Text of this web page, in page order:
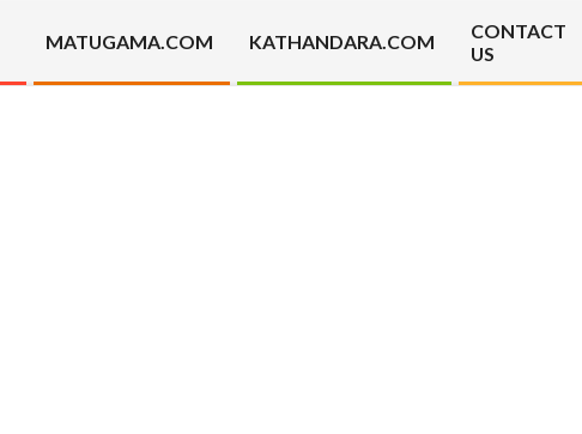
MATUGAMA.COM KATHANDARA.COM
CONTACT
US